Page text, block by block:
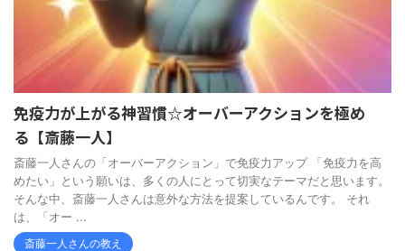
免疫力が上がる神習慣☆オーバーアクションを極め
る【斎藤一人】
斎藤一人さんの「オーバーアクション」で免疫力アップ 「免疫力を高
めたい」という願いは、多くの人にとって切実なテーマだと思います。
そんな中、斎藤一人さんは意外な方法を提案しているんです。 それ
は、「オー ...
斎藤一人さんの教え